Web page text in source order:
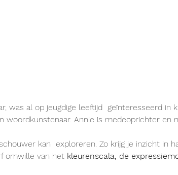
was al op jeugdige leeftijd  geïnteresseerd in
woordkunstenaar. Annie is medeoprichter en
kan  exploreren. Zo krijg je inzicht in
omwille van het kleurenscala, de